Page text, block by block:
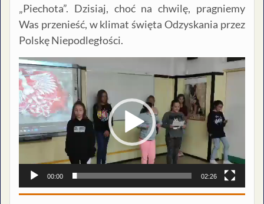
„Piechota”. Dzisiaj, choć na chwilę, pragniemy
Was przenieść, w klimat święta Odzyskania przez
Polskę Niepodległości.
Odtwarzacz
video
00:00 02:26